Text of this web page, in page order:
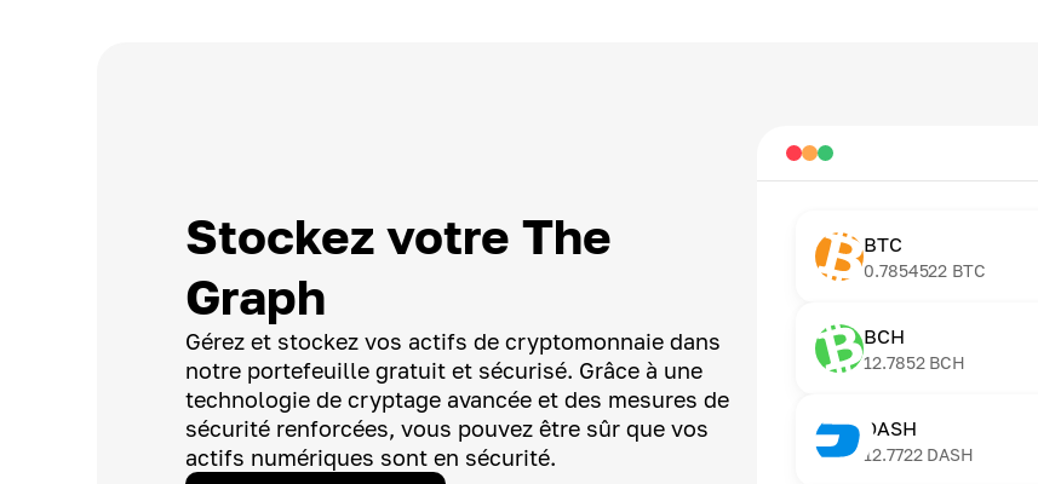
Stockez votre The
Graph
Gérez et stockez vos actifs de cryptomonnaie dans
notre portefeuille gratuit et sécurisé. Grâce à une
technologie de cryptage avancée et des mesures de
sécurité renforcées, vous pouvez être sûr que vos
actifs numériques sont en sécurité.
BTC
0.7854522 BTC
BCH
12.7852 BCH
DASH
12.7722 DASH